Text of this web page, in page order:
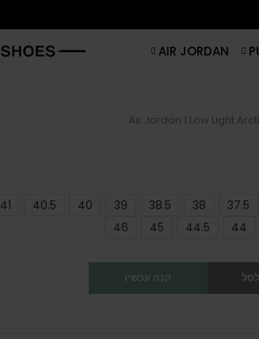
AIR JORDAN
Air Jordan 1 Low Light
37.5
38
38.5
39
40
40.5
41
44
44.5
45
46
קנה עכשיו